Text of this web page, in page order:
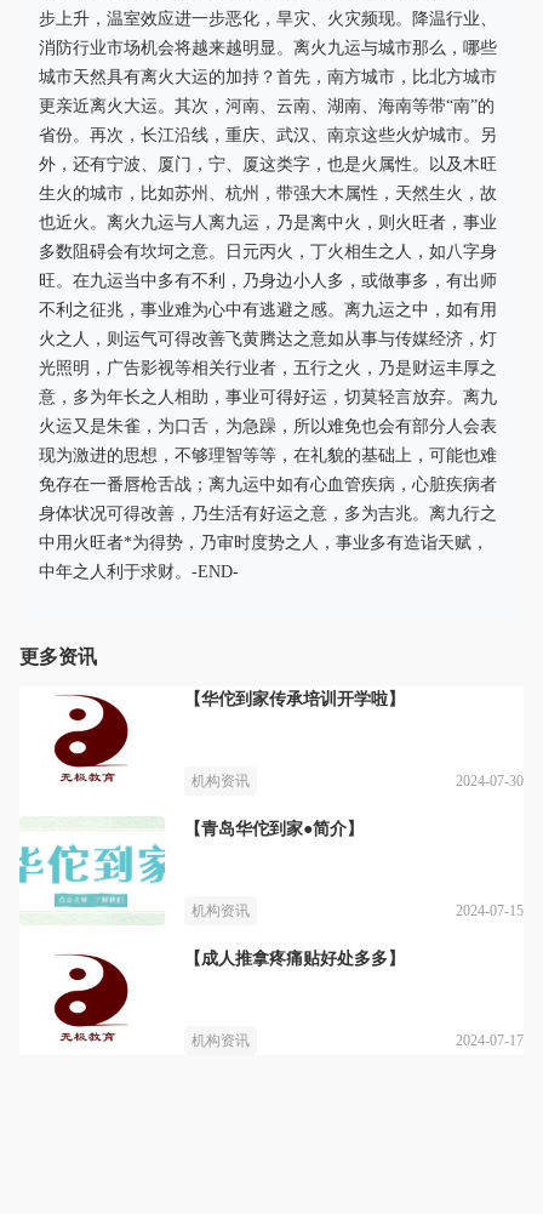
步上升，温室效应进一步恶化，旱灾、火灾频现。降温行业、
消防行业市场机会将越来越明显。离火九运与城市那么，哪些
城市天然具有离火大运的加持？首先，南方城市，比北方城市
更亲近离火大运。其次，河南、云南、湖南、海南等带“南”的
省份。再次，长江沿线，重庆、武汉、南京这些火炉城市。另
外，还有宁波、厦门，宁、厦这类字，也是火属性。以及木旺
生火的城市，比如苏州、杭州，带强大木属性，天然生火，故
也近火。离火九运与人离九运，乃是离中火，则火旺者，事业
多数阻碍会有坎坷之意。日元丙火，丁火相生之人，如八字身
旺。在九运当中多有不利，乃身边小人多，或做事多，有出师
不利之征兆，事业难为心中有逃避之感。离九运之中，如有用
火之人，则运气可得改善飞黄腾达之意如从事与传媒经济，灯
光照明，广告影视等相关行业者，五行之火，乃是财运丰厚之
意，多为年长之人相助，事业可得好运，切莫轻言放弃。离九
火运又是朱雀，为口舌，为急躁，所以难免也会有部分人会表
现为激进的思想，不够理智等等，在礼貌的基础上，可能也难
免存在一番唇枪舌战；离九运中如有心血管疾病，心脏疾病者
身体状况可得改善，乃生活有好运之意，多为吉兆。离九行之
中用火旺者*为得势，乃审时度势之人，事业多有造诣天赋，
中年之人利于求财。-END-
更多资讯
【华佗到家传承培训开学啦】
机构资讯 2024-07-30
【青岛华佗到家●简介】
机构资讯 2024-07-15
【成人推拿疼痛贴好处多多】
机构资讯 2024-07-17